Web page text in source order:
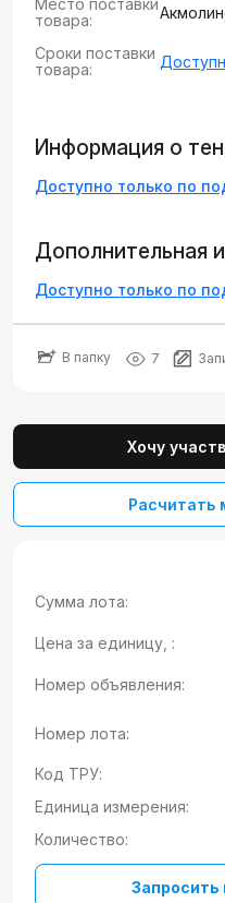
Место поставки
товара:
Сроки поставки
товара:
Информация о
Доступно только по
Дополнительная
Доступно только по
В папку 7
Хочу
Расчитать
Сумма лота:
Цена за единицу, :
Номер объявления:
Номер лота:
Код ТРУ:
Единица измерения:
Количество:
Запросить